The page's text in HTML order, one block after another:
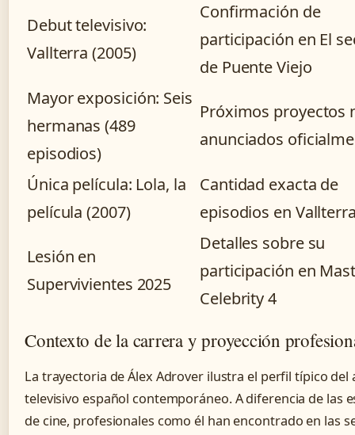
Debut televisivo:
Vallterra (2005)
Confirmación de
participación en El
de Puente Viejo
Mayor exposición: Seis
hermanas (489
episodios)
Próximos proyectos
anunciados
Única película: Lola, la
película (2007)
Cantidad exacta de
episodios en
Lesión en
Supervivientes 2025
Detalles sobre su
participación en
Celebrity 4
Contexto de la carrera y proyección
La trayectoria de Álex Adrover ilustra el perfil típico del
televisivo español contemporáneo. A diferencia de las
de cine, profesionales como él han encontrado en las